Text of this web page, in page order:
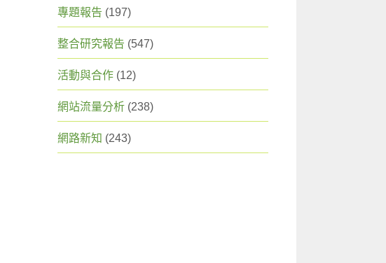
專題報告 (197)
整合研究報告 (547)
活動與合作 (12)
網站流量分析 (238)
網路新知 (243)